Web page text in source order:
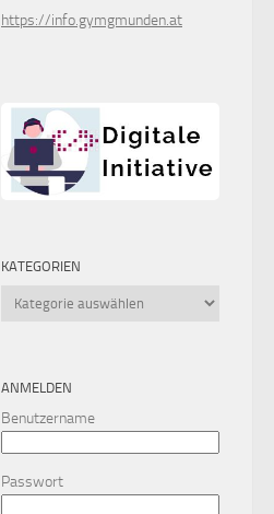
https://info.gymgmunden.at
KATEGORIEN
Kategorien
ANMELDEN
Benutzername
Passwort